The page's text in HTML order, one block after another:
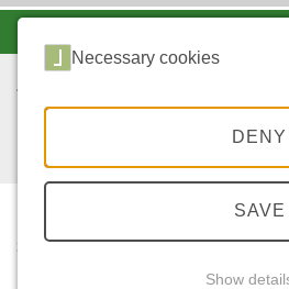
START
...
Necessary cookies
DENY
SAVE
Show